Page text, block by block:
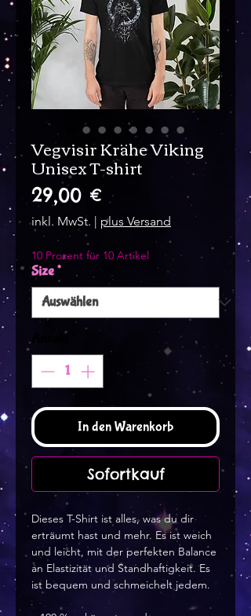
Vegvisir Krähe Viking
Unisex T-shirt
29,00 €Preis
inkl. MwSt. | plus Versand
10 Prozent für 10 Artikel
Size*
Anzahl
In den Warenkorb
Sofortkauf
Dieses T-Shirt ist alles, was du dir
erträumt hast und mehr. Es ist weich
und leicht, mit der perfekten Balance
an Elastizität und Standhaftigkeit. Es
ist bequem und schmeichelt jedem.